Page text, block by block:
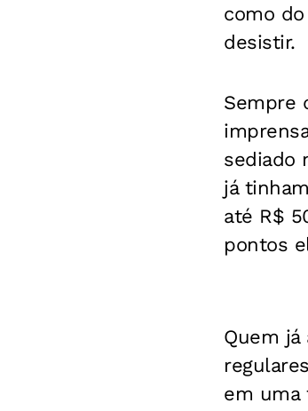
como
desistir.
Sempre
sediado
já
até R$
pontos
Quem
em uma